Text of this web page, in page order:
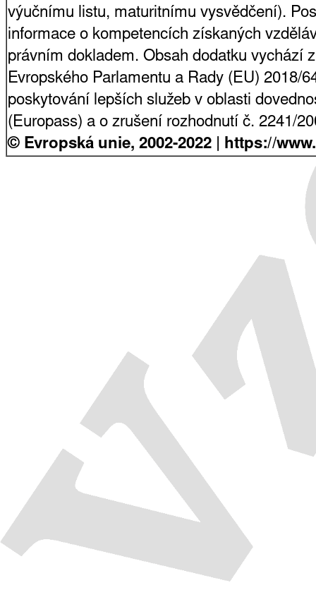
výučnímu listu, maturitnímu vysvědčení).
informace o kompetencích získaných
právním dokladem. Obsah dodatku vychází
Evropského Parlamentu a Rady (EU) 2018/
poskytování lepších služeb v oblasti
(Europass) a o zrušení rozhodnutí č. 2241/
© Evropská unie, 2002-2022 | https://